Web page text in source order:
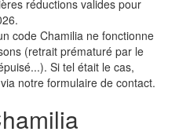
réductions valides pour
code Chamilia ne fonctionne
(retrait prématuré par le
Si tel était le cas,
notre formulaire de contact.